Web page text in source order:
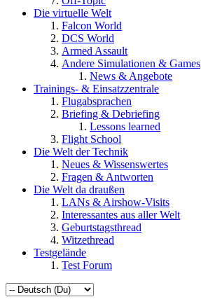
Die virtuelle Welt
Falcon World
DCS World
Armed Assault
Andere Simulationen & Games
News & Angebote
Trainings- & Einsatzzentrale
Flugabsprachen
Briefing & Debriefing
Lessons learned
Flight School
Die Welt der Technik
Neues & Wissenswertes
Fragen & Antworten
Die Welt da draußen
LANs & Airshow-Visits
Interessantes aus aller Welt
Geburtstagsthread
Witzethread
Testgelände
Test Forum